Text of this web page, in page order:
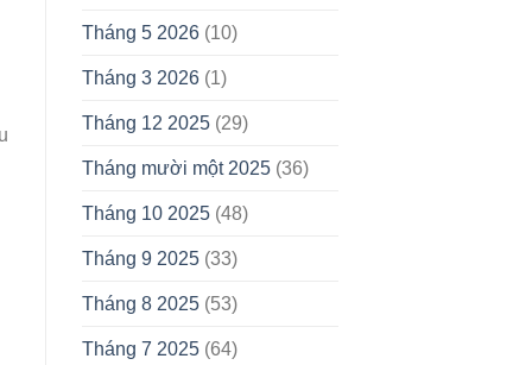
Tháng 5 2026(10)
Tháng 3 2026(1)
Tháng 12 2025(29)
Tháng mười một 2025(36)
Tháng 10 2025(48)
Tháng 9 2025(33)
Tháng 8 2025(53)
Tháng 7 2025(64)